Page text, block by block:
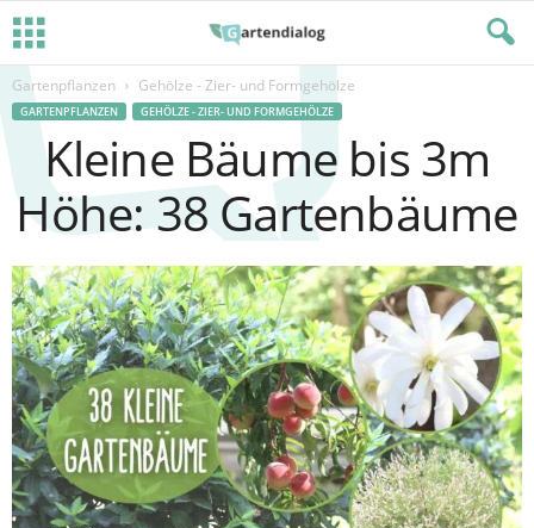
Gartenpflanzen Gehölze - Zier- und Formgehölze
GARTENPFLANZEN GEHÖLZE - ZIER- UND FORMGEHÖLZE
Kleine Bäume bis 3m
Höhe: 38 Gartenbäume